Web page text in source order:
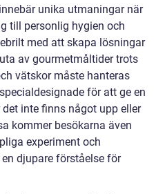
unika utmaningar när
till personlig hygien och
med att skapa lösningar
av gourmetmåltider trots
vätskor måste hanteras
för att ge en
inte finns något upp eller
kommer besökarna även
experiment och
djupare förståelse för